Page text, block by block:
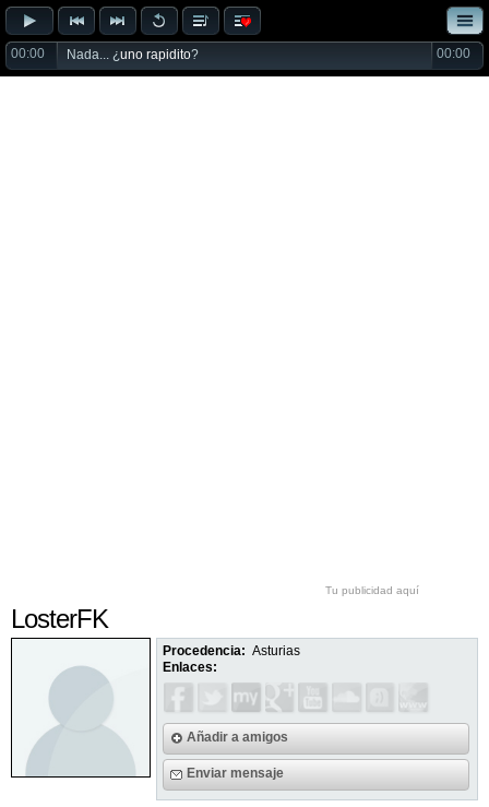
00:00 Nada... ¿uno rapidito? 00:00
Tu publicidad aquí
LosterFK
Procedencia: Asturias
Enlaces:
Añadir a amigos
Enviar mensaje